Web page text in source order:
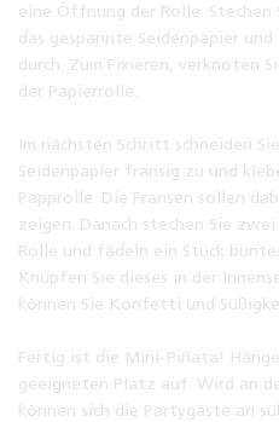
eine Öffnung der Rolle. Stechen
das gespannte Seidenpapier
durch. Zum Fixieren, verknoten
der Papierrolle.
Im nächsten Schritt schneiden
Seidenpapier fransig zu und
Papprolle. Die Fransen sollen
zeigen. Danach stechen Sie
Rolle und fädeln ein Stück
Knüpfen Sie dieses in der
können Sie Konfetti und
Fertig ist die Mini-Piñata!
geeigneten Platz auf. Wird an
können sich die Partygäste an